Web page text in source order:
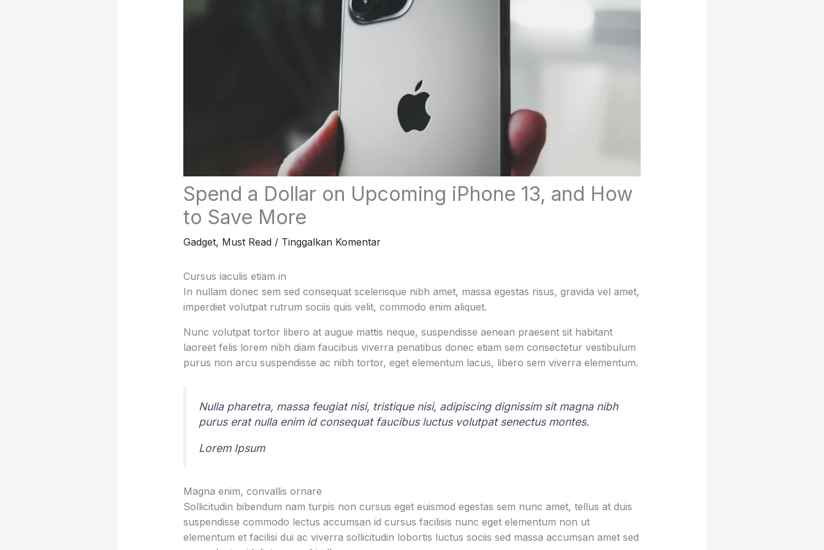
Spend a Dollar on Upcoming iPhone 13, and How
to Save More
Gadget, Must Read/ Tinggalkan Komentar
Cursus iaculis etiam in
In nullam donec sem sed consequat scelerisque nibh amet, massa egestas risus, gravida vel amet,
imperdiet volutpat rutrum sociis quis velit, commodo enim aliquet.
Nunc volutpat tortor libero at augue mattis neque, suspendisse aenean praesent sit habitant
laoreet felis lorem nibh diam faucibus viverra penatibus donec etiam sem consectetur vestibulum
purus non arcu suspendisse ac nibh tortor, eget elementum lacus, libero sem viverra elementum.
Nulla pharetra, massa feugiat nisi, tristique nisi, adipiscing dignissim sit magna nibh
purus erat nulla enim id consequat faucibus luctus volutpat senectus montes.
Lorem Ipsum
Magna enim, convallis ornare
Sollicitudin bibendum nam turpis non cursus eget euismod egestas sem nunc amet, tellus at duis
suspendisse commodo lectus accumsan id cursus facilisis nunc eget elementum non ut
elementum et facilisi dui ac viverra sollicitudin lobortis luctus sociis sed massa accumsan amet sed